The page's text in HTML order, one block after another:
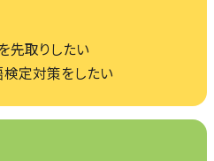
先取りしたい
検定対策をしたい